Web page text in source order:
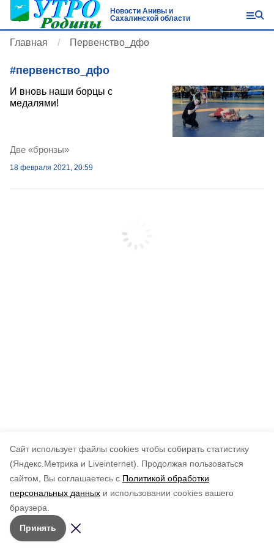
Cайт использует файлы cookies чтобы собирать статистику
(Яндекс.Метрика и Liveinternet).
Продолжая пользоваться
сайтом, Вы соглашаетесь с Политикой обработки
персональных данных и использовании cookies вашего
браузера.
Принять
Новости Анивы и
Сахалинской области
Главная Первенство_дфо
#первенство_дфо
И вновь наши борцы с
медалями!
Две «бронзы»
18 февраля 2021, 20:59